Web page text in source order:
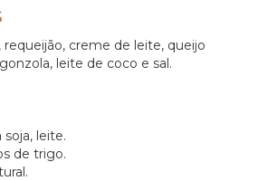
requeijão, creme de leite, queijo
leite de coco e sal.
leite.
de trigo.